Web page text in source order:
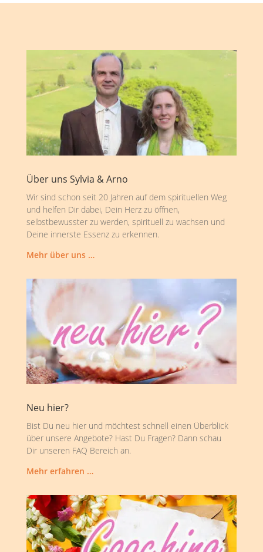
Über uns Sylvia & Arno
Wir sind schon seit 20 Jahren auf dem spirituellen Weg
und helfen Dir dabei, Dein Herz zu öffnen,
selbstbewusster zu werden, spirituell zu wachsen und
Deine innerste Essenz zu erkennen.
Mehr über uns …
Neu hier?
Bist Du neu hier und möchtest schnell einen Überblick
über unsere Angebote? Hast Du Fragen? Dann schau
Dir unseren FAQ Bereich an.
Mehr erfahren …